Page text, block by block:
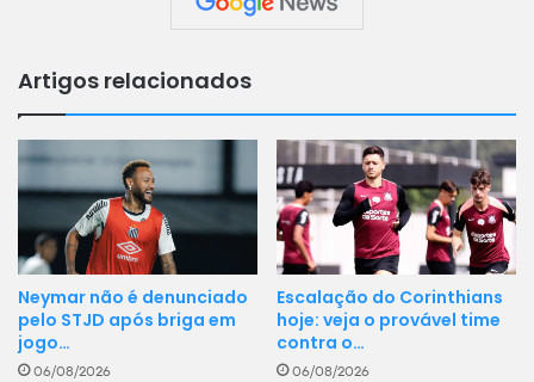
Artigos relacionados
Neymar não é denunciado
pelo STJD após briga em
jogo…
06/08/2026
Escalação do Corinthians
hoje: veja o provável time
contra o…
06/08/2026